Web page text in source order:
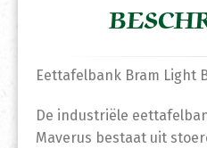
Eettafelbank Bram Light
De industriële
Maverus bestaat uit